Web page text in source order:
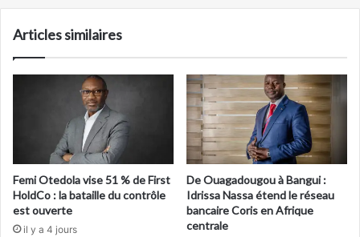
Articles similaires
Femi Otedola vise 51 % de First
HoldCo : la bataille du contrôle
est ouverte
il y a 4 jours
De Ouagadougou à Bangui :
Idrissa Nassa étend le réseau
bancaire Coris en Afrique
centrale